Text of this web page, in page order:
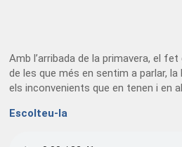
Amb l’arribada de la primavera, el
de les que més en sentim a parlar,
els inconvenients que en tenen i en
Escolteu-la